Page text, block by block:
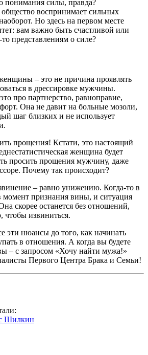
понимания силы, правда?
общество воспринимает сильных
Но здесь на первом месте
вам важно быть счастливой или
представлениям о силе?
– это не причина проявлять
в дрессировке мужчины.
про партнерство, равноправие,
Она не давит на больные мозоли,
шаг близких и не использует
прощения! Кстати, это настоящий
женщина будет
просить прощения мужчину, даже
Почему так происходит?
– равно унижению. Когда-то в
момент признания вины, и ситуация
скорее останется без отношений,
чтобы извиниться.
эти нюансы до того, как начинать
в отношения. А когда вы будете
– с запросом «Хочу найти мужа!»
Первого Центра Брака и Семьи!